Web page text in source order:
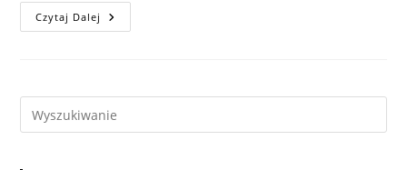
Czytaj Dalej Elementor
#74